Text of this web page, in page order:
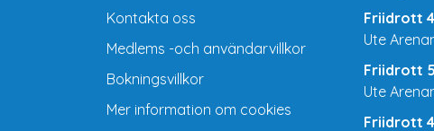
Kontakta oss
Medlems -och användarvillkor
Bokningsvillkor
Mer information om cookies
Friidrott 4
Ute
Friidrott
Ute
Friidrott 4